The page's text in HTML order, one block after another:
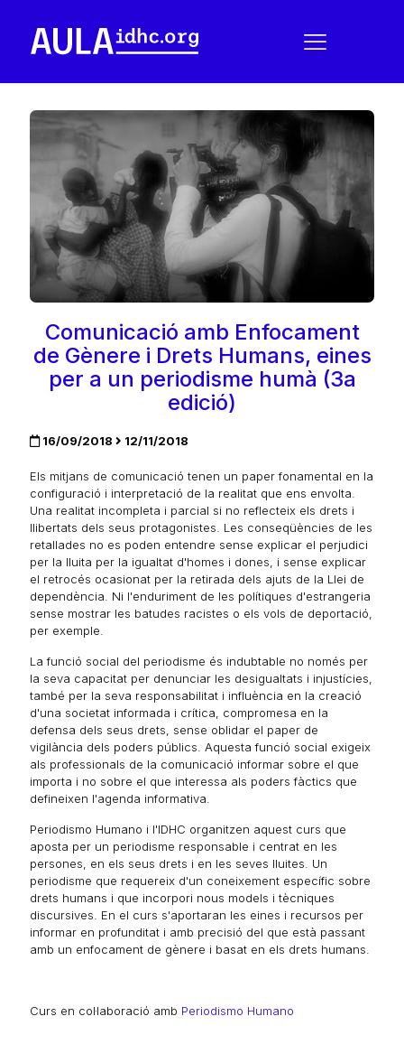
Comunicació amb Enfocament
de Gènere i Drets Humans, eines
per a un periodisme humà (3a
edició)
16/09/2018 12/11/2018
Els mitjans de comunicació tenen un paper fonamental en la
configuració i interpretació de la realitat que ens envolta.
Una realitat incompleta i parcial si no reflecteix els drets i
llibertats dels seus protagonistes. Les conseqüències de les
retallades no es poden entendre sense explicar el perjudici
per la lluita per la igualtat d'homes i dones, i sense explicar
el retrocés ocasionat per la retirada dels ajuts de la Llei de
dependència. Ni l'enduriment de les polítiques d'estrangeria
sense mostrar les batudes racistes o els vols de deportació,
per exemple.
La funció social del periodisme és indubtable no només per
la seva capacitat per denunciar les desigualtats i injustícies,
també per la seva responsabilitat i influència en la creació
d'una societat informada i crítica, compromesa en la
defensa dels seus drets, sense oblidar el paper de
vigilància dels poders públics. Aquesta funció social exigeix
als professionals de la comunicació informar sobre el que
importa i no sobre el que interessa als poders fàctics que
defineixen l'agenda informativa.
Periodismo Humano i l'IDHC organitzen aquest curs que
aposta per un periodisme responsable i centrat en les
persones, en els seus drets i en les seves lluites. Un
periodisme que requereix d'un coneixement específic sobre
drets humans i que incorpori nous models i tècniques
discursives. En el curs s'aportaran les eines i recursos per
informar en profunditat i amb precisió del que està passant
amb un enfocament de gènere i basat en els drets humans.
Curs en col·laboració amb Periodismo Humano